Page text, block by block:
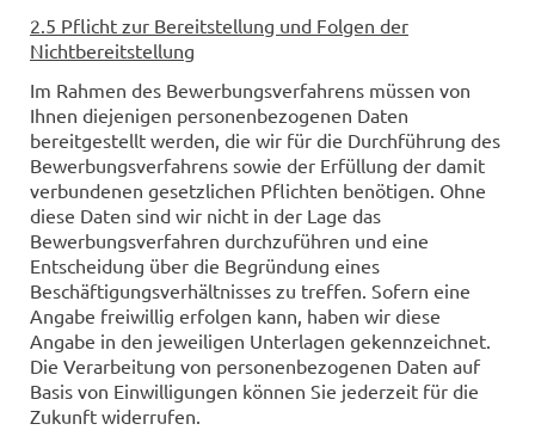
2.5 Pflicht zur Bereitstellung und Folgen der
Nichtbereitstellung
Im Rahmen des Bewerbungsverfahrens müssen von
Ihnen diejenigen personenbezogenen Daten
bereitgestellt werden, die wir für die Durchführung des
Bewerbungsverfahrens sowie der Erfüllung der damit
verbundenen gesetzlichen Pflichten benötigen. Ohne
diese Daten sind wir nicht in der Lage das
Bewerbungsverfahren durchzuführen und eine
Entscheidung über die Begründung eines
Beschäftigungsverhältnisses zu treffen. Sofern eine
Angabe freiwillig erfolgen kann, haben wir diese
Angabe in den jeweiligen Unterlagen gekennzeichnet.
Die Verarbeitung von personenbezogenen Daten auf
Basis von Einwilligungen können Sie jederzeit für die
Zukunft widerrufen.